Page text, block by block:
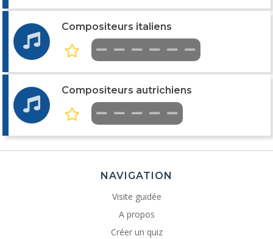
Compositeurs italiens
Compositeurs autrichiens
NAVIGATION
Visite guidée
A propos
Créer un quiz